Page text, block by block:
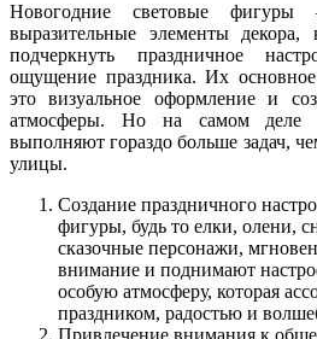
Новогодние световые
выразительные элементы декора,
подчеркнуть праздничное
ощущение праздника. Их основное
это визуальное оформление и
атмосферы. Но на самом деле
выполняют гораздо больше задач,
улицы.
Создание праздничного
фигуры, будь то елки, олени,
сказочные персонажи,
внимание и поднимают
особую атмосферу, которая
праздником, радостью и